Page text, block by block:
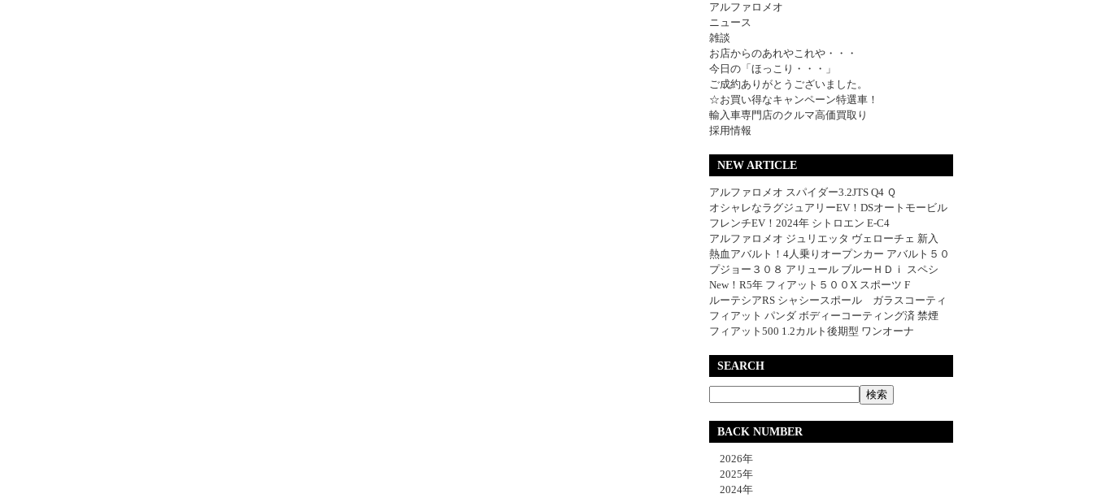
アルファロメオ
ニュース
雑談
お店からのあれやこれや・・・
今日の「ほっこり・・・」
ご成約ありがとうございました。
☆お買い得なキャンペーン特選車！
輸入車専門店のクルマ高価買取り
採用情報
NEW ARTICLE
アルファロメオ スパイダー3.2JTS Q4 Ｑ
オシャレなラグジュアリーEV！DSオートモービル
フレンチEV！2024年 シトロエン E-C4
アルファロメオ ジュリエッタ ヴェローチェ 新入
熱血アバルト！4人乗りオープンカー アバルト５０
プジョー３０８ アリュール ブルーＨＤｉ スペシ
New！R5年 フィアット５００X スポーツ F
ルーテシアRS シャシースポール ガラスコーティ
フィアット パンダ ボディーコーティング済 禁煙
フィアット500 1.2カルト後期型 ワンオーナ
SEARCH
BACK NUMBER
2026年
2025年
2024年